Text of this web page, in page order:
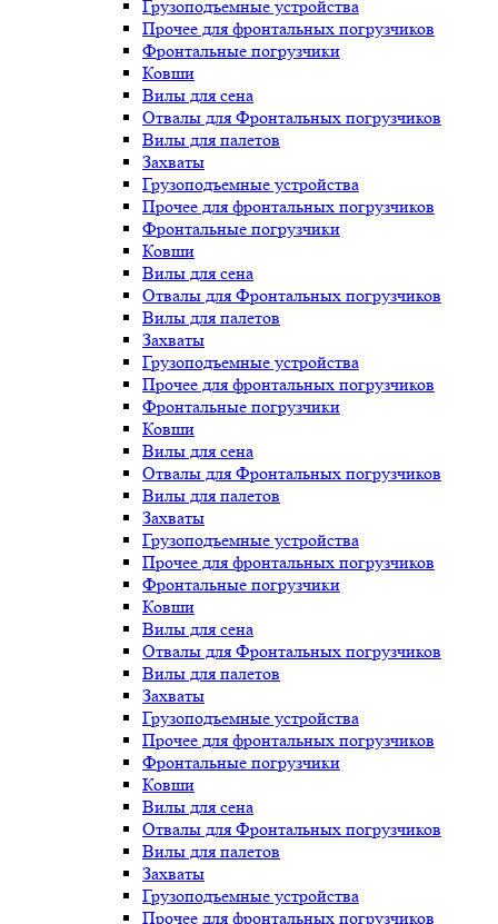
Грузоподъемные устройства
Прочее для фронтальных погрузчиков
Фронтальные погрузчики
Ковши
Вилы для сена
Отвалы для Фронтальных погрузчиков
Вилы для палетов
Захваты
Грузоподъемные устройства
Прочее для фронтальных погрузчиков
Фронтальные погрузчики
Ковши
Вилы для сена
Отвалы для Фронтальных погрузчиков
Вилы для палетов
Захваты
Грузоподъемные устройства
Прочее для фронтальных погрузчиков
Фронтальные погрузчики
Ковши
Вилы для сена
Отвалы для Фронтальных погрузчиков
Вилы для палетов
Захваты
Грузоподъемные устройства
Прочее для фронтальных погрузчиков
Фронтальные погрузчики
Ковши
Вилы для сена
Отвалы для Фронтальных погрузчиков
Вилы для палетов
Захваты
Грузоподъемные устройства
Прочее для фронтальных погрузчиков
Фронтальные погрузчики
Ковши
Вилы для сена
Отвалы для Фронтальных погрузчиков
Вилы для палетов
Захваты
Грузоподъемные устройства
Прочее для фронтальных погрузчиков